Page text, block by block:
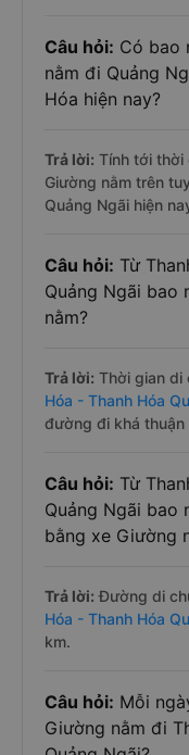
Câu hỏi: Có bao
nằm đi Quảng
Hóa hiện nay?
Trả lời: Tính tới thời
Giường nằm trên
Quảng Ngãi hiện
Câu hỏi: Từ
Quảng Ngãi bao
nằm?
Trả lời: Thời gian di
Hóa - Thanh Hóa
đường đi khá thuận
Câu hỏi: Từ
Quảng Ngãi bao
bằng xe Giường
Trả lời: Đường di
Hóa - Thanh Hóa
km.
Câu hỏi: Mỗi
Giường nằm đi